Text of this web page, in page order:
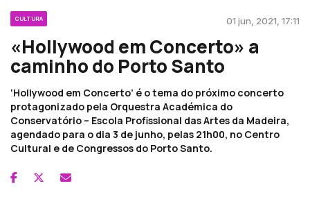
CULTURA 01 jun, 2021, 17:11
«Hollywood em Concerto» a
caminho do Porto Santo
‘Hollywood em Concerto’ é o tema do próximo concerto
protagonizado pela Orquestra Académica do
Conservatório – Escola Profissional das Artes da Madeira,
agendado para o dia 3 de junho, pelas 21h00, no Centro
Cultural e de Congressos do Porto Santo.